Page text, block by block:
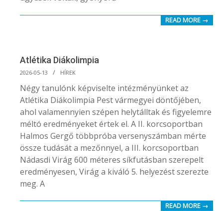
READ MORE →
Atlétika Diákolimpia
2026-
05-
13
2026-05-13 HÍREK
Négy tanulónk képviselte intézményünket az
Atlétika Diákolimpia Pest vármegyei döntőjében,
ahol valamennyien szépen helytálltak és figyelemre
méltó eredményeket értek el. A II. korcsoportban
Halmos Gergő többpróba versenyszámban mérte
össze tudását a mezőnnyel, a III. korcsoportban
Nádasdi Virág 600 méteres síkfutásban szerepelt
eredményesen, Virág a kiváló 5. helyezést szerezte
meg. A
READ MORE →